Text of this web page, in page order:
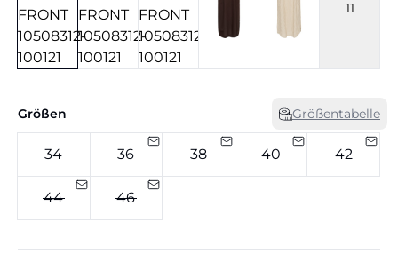
11
Größen Größentabelle
34 36 38 40 42
44 46